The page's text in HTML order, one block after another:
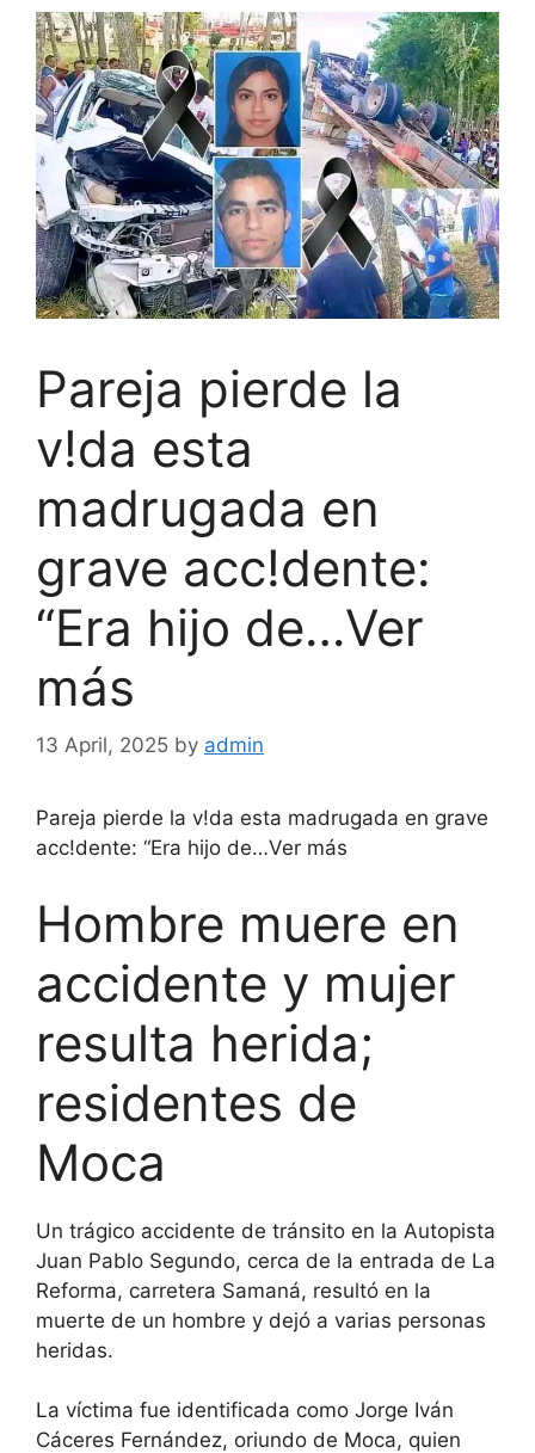
Pareja pierde la
v!da esta
madrugada en
grave acc!dente:
“Era hijo de…Ver
más
13 April, 2025 by admin
Pareja pierde la v!da esta madrugada en grave
acc!dente: “Era hijo de…Ver más
Hombre muere en
accidente y mujer
resulta herida;
residentes de
Moca
Un trágico accidente de tránsito en la Autopista
Juan Pablo Segundo, cerca de la entrada de La
Reforma, carretera Samaná, resultó en la
muerte de un hombre y dejó a varias personas
heridas.
La víctima fue identificada como Jorge Iván
Cáceres Fernández, oriundo de Moca, quien